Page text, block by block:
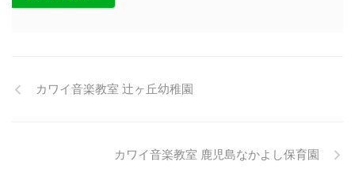
カワイ音楽教室 辻ヶ丘幼稚園
カワイ音楽教室 鹿児島なかよし保育園